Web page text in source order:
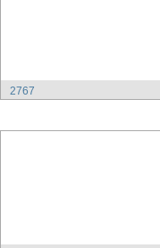
2767